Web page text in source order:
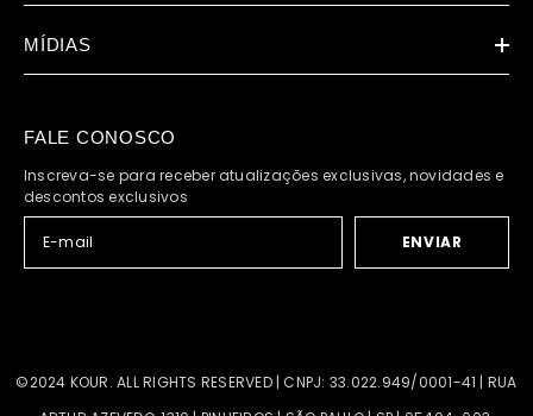
MÍDIAS
FALE CONOSCO
Inscreva-se para receber atualizações exclusivas, novidades e
descontos exclusivos
ENVIAR
©2024 KOUR. ALL RIGHTS RESERVED | CNPJ: 33.022.949/0001-41 | RUA